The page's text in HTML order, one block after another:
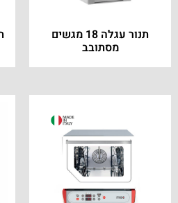
תנור עגלה 18 מגשים
מסתובב